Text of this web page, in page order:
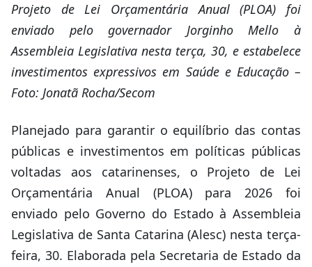
Projeto de Lei Orçamentária Anual (PLOA) foi
enviado pelo governador Jorginho Mello à
Assembleia Legislativa nesta terça, 30, e estabelece
investimentos expressivos em Saúde e Educação –
Foto: Jonatã Rocha/Secom
Planejado para garantir o equilíbrio das contas
públicas e investimentos em políticas públicas
voltadas aos catarinenses, o Projeto de Lei
Orçamentária Anual (PLOA) para 2026 foi
enviado pelo Governo do Estado à Assembleia
Legislativa de Santa Catarina (Alesc) nesta terça-
feira, 30. Elaborada pela Secretaria de Estado da